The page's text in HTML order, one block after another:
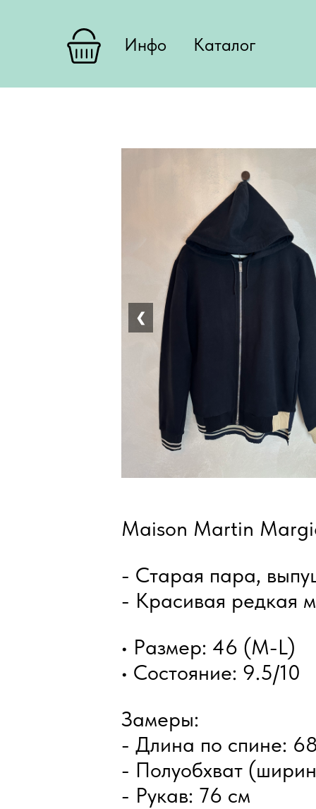
Инфо Каталог
❮
Maison Martin
- Старая пара,
- Красивая редкая
• Размер: 46 (M-L)
• Состояние: 9.5/10
Замеры:
- Длина по спине:
- Полуобхват
- Рукав: 76 см